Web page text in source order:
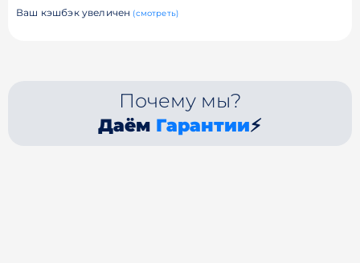
Ваш кэшбэк увеличен (смотреть)
Почему мы?
Даём Гарантии⚡